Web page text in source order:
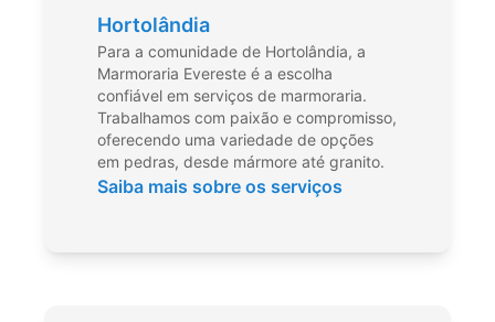
Hortolândia
Para a comunidade de Hortolândia, a
Marmoraria Evereste é a escolha
confiável em serviços de marmoraria.
Trabalhamos com paixão e compromisso,
oferecendo uma variedade de opções
em pedras, desde mármore até granito.
Saiba mais sobre os serviços